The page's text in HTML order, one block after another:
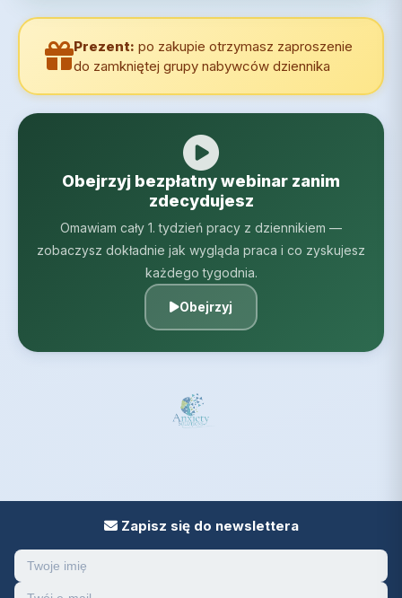
Prezent: po zakupie otrzymasz zaproszenie
do zamkniętej grupy nabywców dziennika
Obejrzyj bezpłatny webinar zanim
zdecydujesz
Omawiam cały 1. tydzień pracy z dziennikiem —
zobaczysz dokładnie jak wygląda praca i co zyskujesz
każdego tygodnia.
Obejrzyj
Zapisz się do newslettera